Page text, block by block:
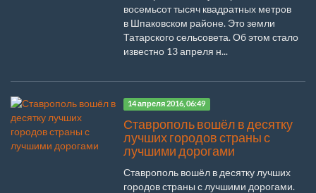
восемьсот тысяч квадратных метров
в Шпаковском районе. Это земли
Татарского сельсовета. Об этом стало
известно 13 апреля н...
14 апреля 2016, 06:49
Ставрополь вошёл в десятку
лучших городов страны с
лучшими дорогами
Ставрополь вошёл в десятку лучших
городов страны с лучшими дорогами.